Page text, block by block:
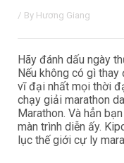
/ By Hương Giang
Hãy đánh dấu ngày
Nếu không có gì thay
vĩ đại nhất mọi thời
chạy giải marathon
Marathon. Và hẳn
màn trình diễn ấy.
lục thế giới cự ly